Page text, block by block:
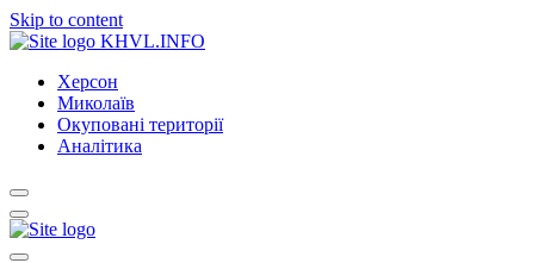
Skip to content
KHVL.INFO
Херсон
Миколаїв
Окуповані території
Аналітика